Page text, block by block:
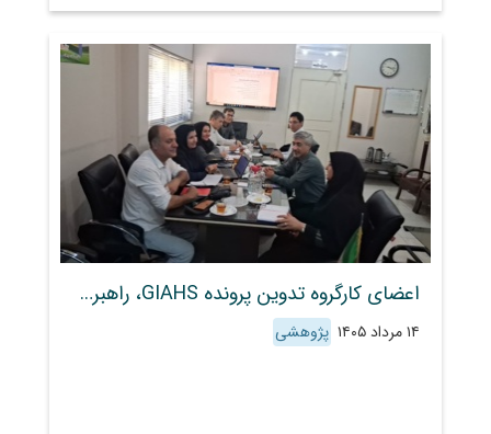
اعضای کارگروه تدوین پرونده GIAHS، راهبردهای ثبت جهانی گوسفند کبوده پاسارگاد را برای ارسال به فائو بررسی کردند
۱۴ مرداد ۱۴۰۵ پژوهشی